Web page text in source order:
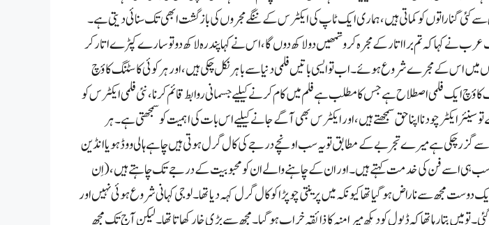
کئی گنا راتوں کو کماتی ہیں،ہماری ایک ٹاپ کی ایکٹرس کے ننگے مجروں کی بازگشت ابھی تک سنائی دیتی ہے۔
نے کہا کہ تم برا اتار کے مجرہ کرو تمھیں دو لاکھ دوں گا،ا س نے کہا پندرہ لاکھ دو تو سارے کپڑے اتار کر
میں اس کے مجرے شروع ہوئے۔اب تو ایسی باتیں فلمی دنیا سے باہر نکل چکی ہیں،اور ہر کوئی کاسٹنگ کاؤچ
ایک فلمی اصطلاح ہے جس کا مطلب ہے فلم میں کام کرنے کیلیے جسمانی روابط قائم کرنا،نئی فلمی ایکٹرس کو
سینئر ایکٹر چودنا اپنا حق سمجھتے ہیں،اور ایکٹرس بھی آگے جانے کیلیے اس بات کی اہمیت کو سمجھتی ہے۔ ہر
گزر چکی ہے میرے تجربے کے مطابق تو یہ سب اونچے درجے کی کال گرل ہوتی ہیں چاہے ہالی ووڈ ہو یا انڈین
سب ہی اسے فن کی خدمت کہتے ہیں۔ اور ان کے چاہنے والے ان کو محبوبیت کے درجے تک چاہتے ہیں،(اِن
مجھ سے ناراض ہوگیا تھا کیونکہ میں پرینتی چوپڑا کو کال گرل کہہ دیا تھا۔لو جی کہانی شروع ہوئی نہیں اور